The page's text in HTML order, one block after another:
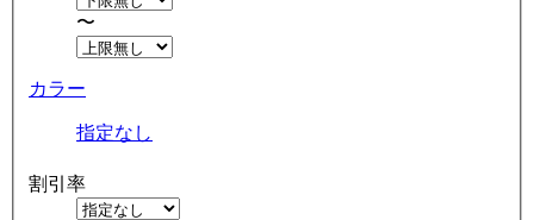
〜
カラー
指定なし
割引率